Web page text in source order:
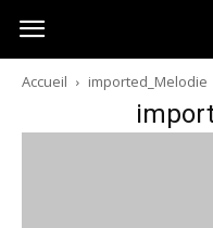
Australia-
australie.com
Accueil imported_Melodie